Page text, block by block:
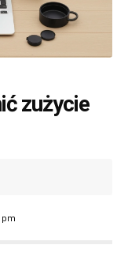
zużycie
pm